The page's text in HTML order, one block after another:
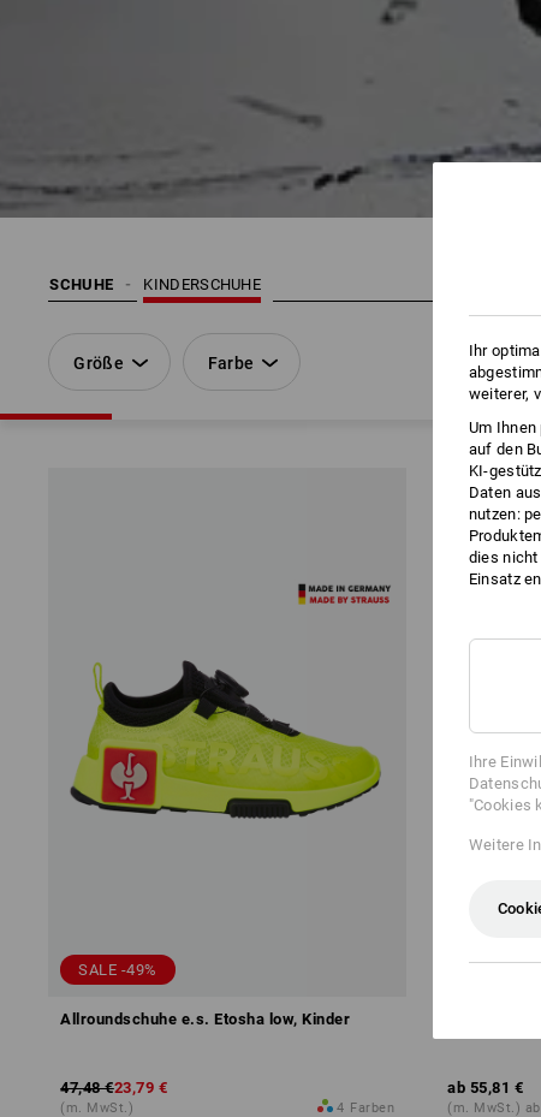
SCHUHE KINDERSCHUHE
Größe Farbe
SALE -49%
Allroundschuhe e.s. Etosha low, Kinder
47,48 €23,79 €
(m. MwSt.) 4 Farben
ab 55,81 €
(m. MwSt.)
Ihr
weiterer,
Um
auf den
KI-
Daten
nutzen:
dies nicht
Einsatz
Ihre
"Cookies
Weitere